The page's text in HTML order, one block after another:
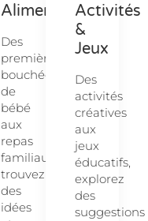
Alimentation
Des
premières
bouchées
de
bébé
aux
repas
familiaux,
trouvez
des
idées
Activités
&
Jeux
Des
activités
créatives
aux
jeux
éducatifs,
explorez
des
suggestions